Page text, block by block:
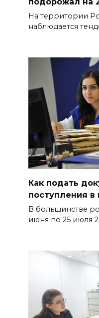
На территории
наблюдается
Как подать
поступления в
В большинстве
июня по 25 июля